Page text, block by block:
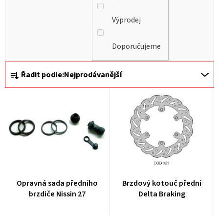
Ř
a
n
Řadit podle:Nejprodávanější
Výprodej
Doporučujeme
Opravná sada předního
brzdiče Nissin 27
Brzdový kotouč přední
Delta Braking